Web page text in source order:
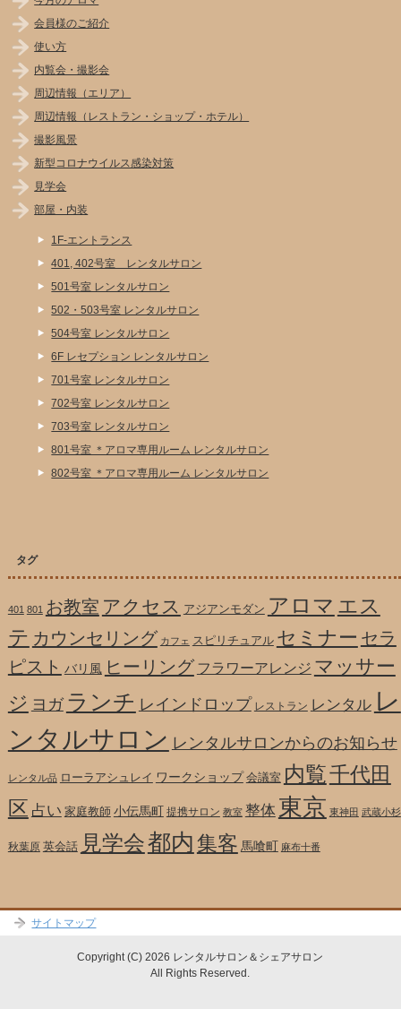
会員様のご紹介
使い方
内覧会・撮影会
周辺情報（エリア）
周辺情報（レストラン・ショップ・ホテル）
撮影風景
新型コロナウイルス感染対策
見学会
部屋・内装
1F-エントランス
401, 402号室 レンタルサロン
501号室 レンタルサロン
502・503号室 レンタルサロン
504号室 レンタルサロン
6F レセプション レンタルサロン
701号室 レンタルサロン
702号室 レンタルサロン
703号室 レンタルサロン
801号室 ＊アロマ専用ルーム レンタルサロン
802号室 ＊アロマ専用ルーム レンタルサロン
タグ
401 801 お教室 アクセス アジアンモダン アロマ エス
テ カウンセリング カフェ スピリチュアル セミナー セラ
ピスト バリ風 ヒーリング フラワーアレンジ マッサー
ジ ヨガ ランチ レインドロップ レストラン レンタル レ
ンタルサロン レンタルサロンからのお知らせ
レンタル品 ローラアシュレイ ワークショップ 会議室 内覧千代田
区 占い 家庭教師 小伝馬町 提携サロン 教室 整体 東京 東神田 武蔵小杉
秋葉原 英会話 見学会都内 集客 馬喰町 麻布十番
サイトマップ
Copyright (C) 2026 レンタルサロン＆シェアサロン
All Rights Reserved.